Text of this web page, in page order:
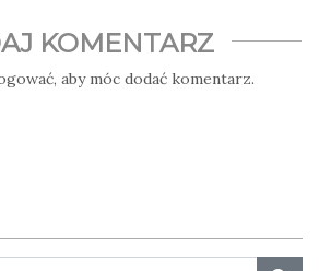
KOMENTARZ
, aby móc dodać komentarz.